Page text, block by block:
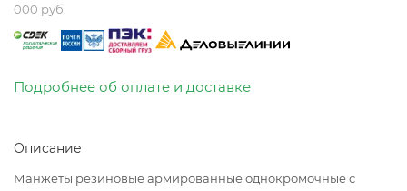
000 руб.
Подробнее об оплате и доставке
Описание
Манжеты резиновые армированные однокромочные с